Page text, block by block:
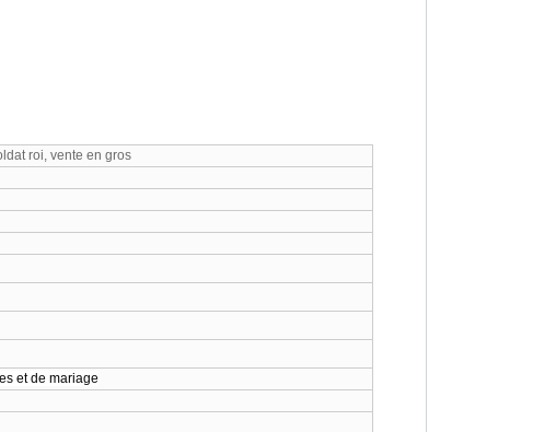
roi, vente en gros
et de mariage